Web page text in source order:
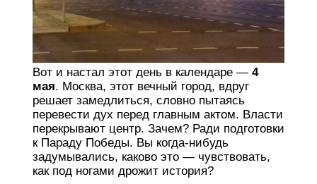
Вот и настал этот день в календаре — 4
мая. Москва, этот вечный город, вдруг
решает замедлиться, словно пытаясь
перевести дух перед главным актом. Власти
перекрывают центр. Зачем? Ради подготовки
к Параду Победы. Вы когда-нибудь
задумывались, каково это — чувствовать,
как под ногами дрожит история?